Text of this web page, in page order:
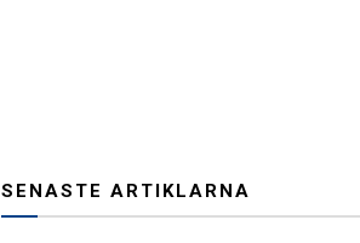
SENASTE ARTIKLARNA